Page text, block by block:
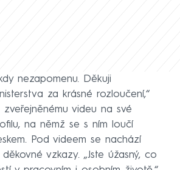
nezapomenu. Děkuji
za krásné rozloučení,“
videu na své
na němž se s ním loučí
Pod videem se nachází
vzkazy. „Jste úžasný, co